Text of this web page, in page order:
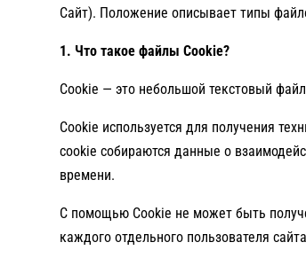
Сайт). Положение описывает типы
1. Что такое файлы Cookie?
Cookie — это небольшой текстовый
Cookie используется для получения
cookie собираются данные о
времени.
С помощью Cookie не может быть
каждого отдельного пользователя